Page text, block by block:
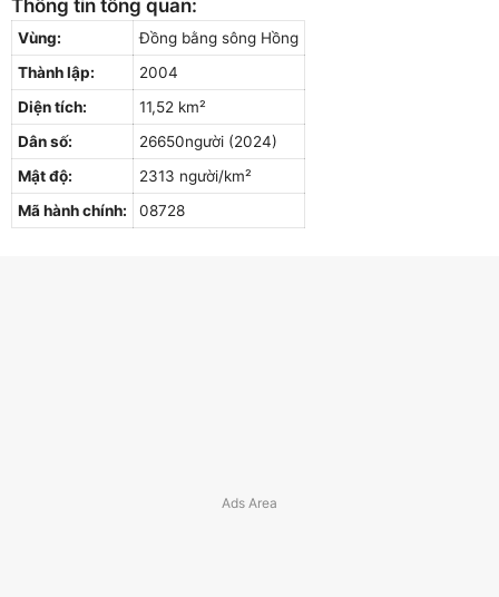
Thông tin tổng quan:
Vùng:
Đồng bằng sông Hồng
Thành lập:
2004
Diện tích:
11,52 km²
Dân số:
26650người (2024)
Mật độ:
2313 người/km²
Mã hành chính:
08728